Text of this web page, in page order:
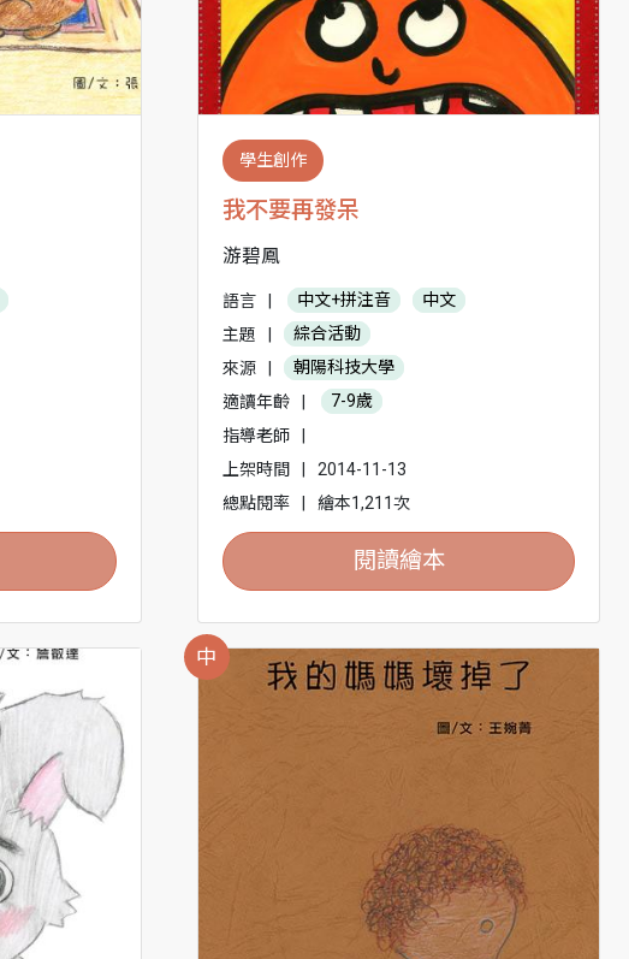
學生創作
我不要再發呆
游碧鳳
語言 中文+拼注音
中文
主題
綜合活動
來源
朝陽科技大學
適讀年齡
7-9歲
指導老師
上架時間
2014-11-13
總點閱率
繪本1,211次
閱讀繪本
中